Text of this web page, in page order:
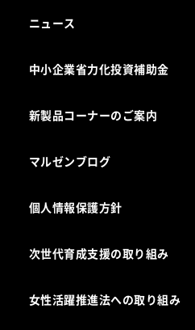
アフターサービスお問合せ先
海外出店をご検討のお客様へ
ニュース
中小企業省力化投資補助金
新製品コーナーのご案内
マルゼンブログ
個人情報保護方針
次世代育成支援の取り組み
女性活躍推進法への取り組み